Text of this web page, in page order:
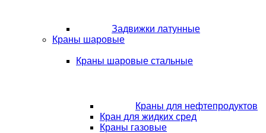
Задвижки латунные
Краны шаровые
Краны шаровые стальные
Краны для нефтепродуктов
Кран для жидких сред
Краны газовые